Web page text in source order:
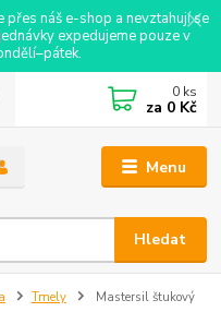
náš e-shop a nevztahují se
expedujeme pouze v
Menu
Hledat
0 ks
za 0 Kč
Tmely
Mastersil štukový